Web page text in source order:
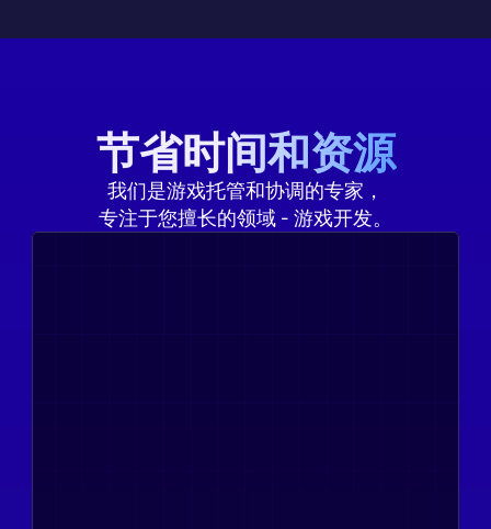
节省时间和资源
我们是游戏托管和协调的专家，
专注于您擅长的领域 - 游戏开发。